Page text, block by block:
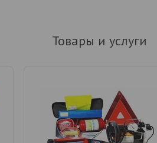
Товары и услуги